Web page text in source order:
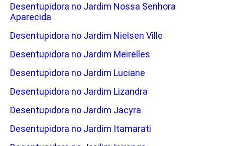
Desentupidora no Jardim Nossa Senhora
Aparecida
Desentupidora no Jardim Nielsen Ville
Desentupidora no Jardim Meirelles
Desentupidora no Jardim Luciane
Desentupidora no Jardim Lizandra
Desentupidora no Jardim Jacyra
Desentupidora no Jardim Itamarati